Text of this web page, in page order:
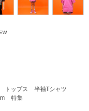
トップス
半袖Tシャツ
特集